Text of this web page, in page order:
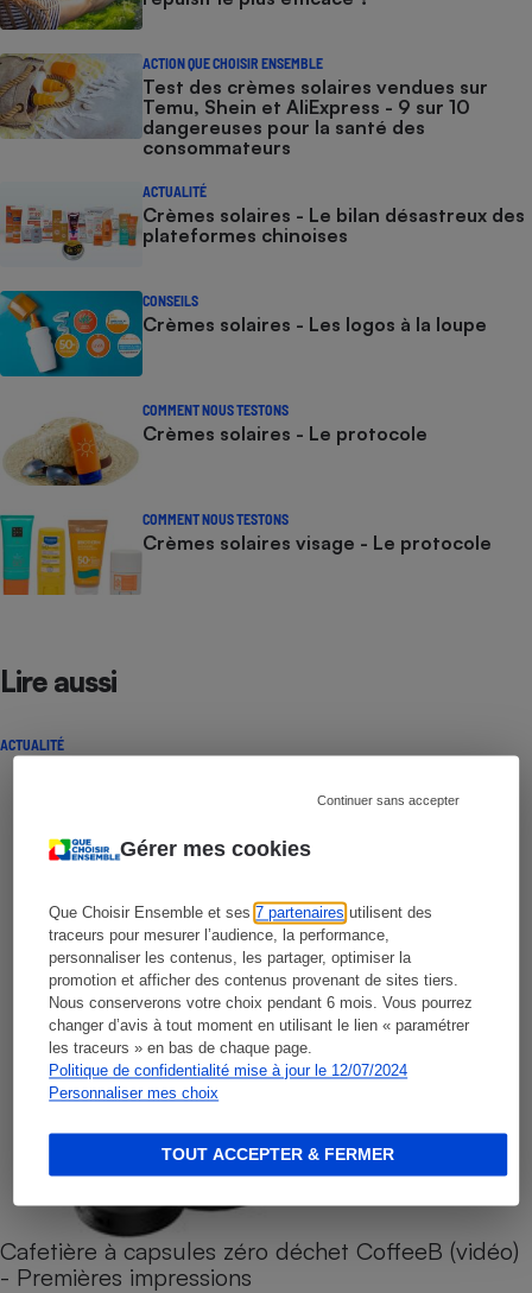
Gérer mes cookies
Que Choisir Ensemble et ses7 partenaires utilisent des
traceurs pour mesurer l’audience, la performance,
personnaliser les contenus, les partager, optimiser la
promotion et afficher des contenus provenant de sites tiers.
Nous conserverons votre choix pendant 6 mois. Vous pourrez
changer d’avis à tout moment en utilisant le lien « paramétrer
les traceurs » en bas de chaque page.
Politique de confidentialité mise à jour le 12/07/2024
Personnaliser mes choix
Continuer sans accepter
TOUT ACCEPTER & FERMER
ACTION QUE CHOISIR ENSEMBLE
Test des crèmes solaires vendues sur
Temu, Shein et AliExpress - 9 sur 10
dangereuses pour la santé des
consommateurs
ACTUALITÉ
Crèmes solaires - Le bilan désastreux des
plateformes chinoises
CONSEILS
Crèmes solaires - Les logos à la loupe
COMMENT NOUS TESTONS
Crèmes solaires - Le protocole
COMMENT NOUS TESTONS
Crèmes solaires visage - Le protocole
Lire aussi
ACTUALITÉ
Cafetière à capsules zéro déchet CoffeeB (vidéo)
- Premières impressions